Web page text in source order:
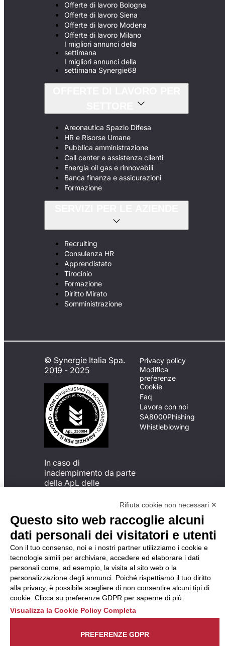
Offerte di lavoro Bologna
Offerte di lavoro Siena
Offerte di lavoro Modena
Offerte di lavoro Milano
I migliori annunci della
settimana
I migliori annunci della
settimana Synergie68
Areonautica Spazio Difesa
HR e Risorse Umane
Pubblica amministrazione
Call center e assistenza clienti
Energia oil gas e rinnovabili
Banca finanza e assicurazioni
Formazione
Recruiting
Consulenza HR
Apprendistato
Tirocinio
Formazione
Diritto Mirato
Somministrazione
© Synergie Italia Spa.
2019 - 2025
In caso di
inadempimento da parte
della ApL delle
del Codice di Condotta, è
possibile presentare un
reclamo
all’Organismo di
Monitoraggio utilizzando
una delle modalità
descritte al seguente
indirizzo web
https://odm-
agenzielavoro.it/reclami/ .
Privacy policy
Modifica
preferenze
Cookie
Faq
Lavora con noi
SA8000Phishing
Whistleblowing
Rifiuta cookie non necessari ✕
Questo sito web raccoglie alcuni
dati personali dei visitatori e utenti
Con il tuo consenso, noi e i nostri partner utilizziamo i cookie e
tecnologie simili per archiviare, accedere ed elaborare i dati
personali come, ad esempio, la visita al sito web o la
personalizzazione degli annunci. Poiché rispettiamo il tuo diritto
alla privacy, è possibile scegliere di non consentire alcuni tipi di
cookie. Clicca su preferenze GDPR per saperne di più.
Visualizza la Cookie Policy Completa
PREFERENZE GDPR